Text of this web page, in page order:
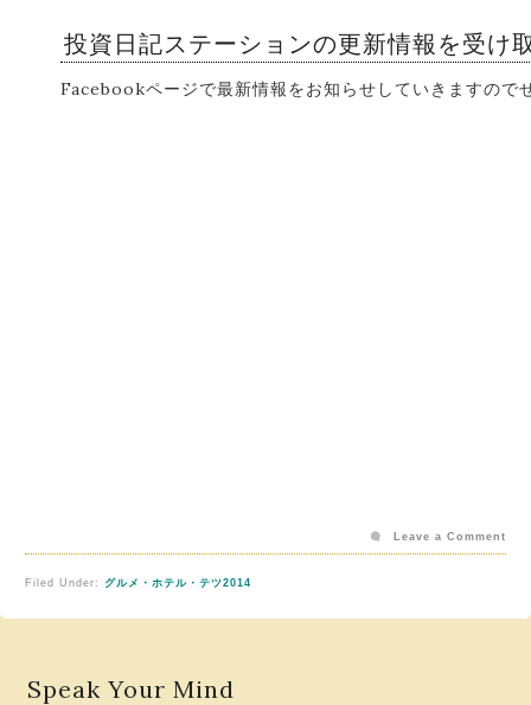
投資日記ステーションの更新情報を受け
Facebookページで最新情報をお知らせしていきますので
Filed Under: グルメ・ホテル・テツ2014
Leave a Comment
Speak Your Mind